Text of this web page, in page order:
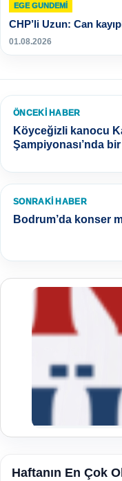
EGE GUNDEMİ
CHP’li Uzun: Can
01.08.2026
ÖNCEKI HABER
Köyceğizli kanocu
Şampiyonası’nda
SONRAKI HABER
Bodrum’da konser
Haftanın En Çok